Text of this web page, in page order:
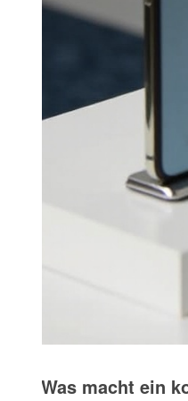
Was macht ein